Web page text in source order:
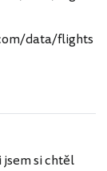
data/flights
jsem si chtěl